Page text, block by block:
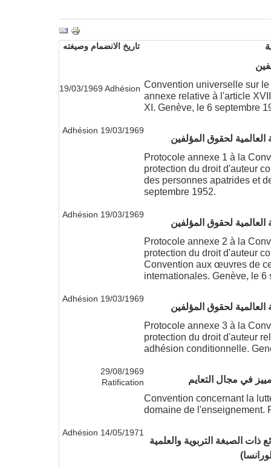
تاريخ الانضمام وصيغته
Convention universelle sur
annexe relative à l'article
XI. Genève, le 6 septembre
19/03/1969 Adhésion
Protocole annexe 1 à la
protection du droit d'auteur
des personnes apatrides et
septembre 1952.
19/03/1969 Adhésion
Protocole annexe 2 à la
protection du droit d'auteur
Convention aux œuvres de
internationales. Genève, le 6
19/03/1969 Adhésion
Protocole annexe 3 à la
protection du droit d'auteur
adhésion conditionnelle.
19/03/1969 Adhésion
في مجال التعايم
Convention concernant la
domaine de l'enseignement.
29/08/1969
Ratification
ذات الصبغة التربوية والعلمية
14/05/1971 Adhésion